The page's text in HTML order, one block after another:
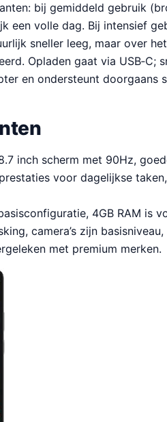
bij gemiddeld gebruik
een volle dag. Bij intensief
sneller leeg, maar over
Opladen gaat via USB‑C;
en ondersteunt doorgaans
inch scherm met 90Hz,
voor dagelijkse
4GB RAM is
camera’s zijn
met premium merken.